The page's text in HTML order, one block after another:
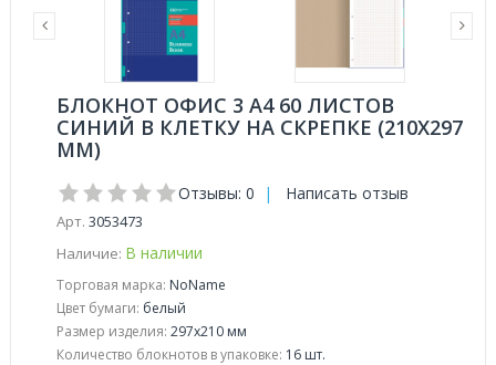
БЛОКНОТ ОФИС 3 А4 60 ЛИСТОВ
СИНИЙ В КЛЕТКУ НА СКРЕПКЕ (210Х297
ММ)
Отзывы: 0 | Написать отзыв
Арт. 3053473
Наличие: В наличии
Торговая марка: NoName
Цвет бумаги: белый
Размер изделия: 297x210 мм
Количество блокнотов в упаковке: 16 шт.